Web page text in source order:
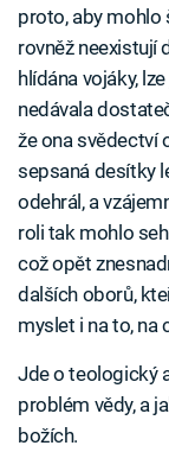
proto, aby mohlo
rovněž neexistují
hlídána vojáky,
nedávala
že ona svědectví
sepsaná desítky
odehrál, a
roli tak mohlo
což opět
dalších oborů,
myslet i na to, na
Jde o teologický
problém vědy, a
božích.